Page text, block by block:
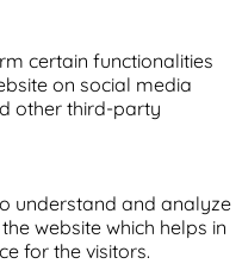
certain functionalities
on social media
other third-party
understand and analyze
website which helps in
for the visitors.